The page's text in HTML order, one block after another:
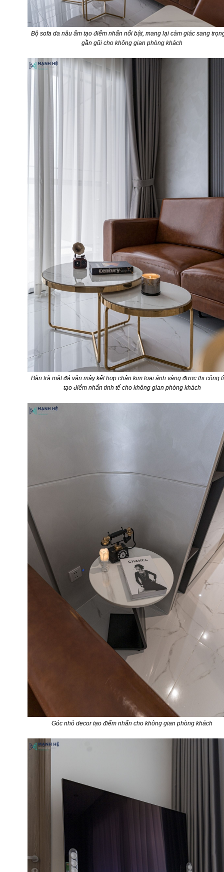
Bộ sofa da nâu ấm tạo điểm nhấn nổi bật, mang lại cảm giác sang
gần gũi cho không gian phòng khách
Bàn trà mặt đá vân mây kết hợp chân kim loại ánh vàng được thi công
tạo điểm nhấn tinh tế cho không gian phòng khách
Góc nhỏ decor tạo điểm nhấn cho không gian phòng khách